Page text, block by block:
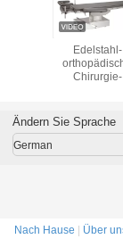
Tabelle
Edelstahl-
Chirurgie-
Stuhl
Ändern Sie Sprache
German
Nach Hause | Über